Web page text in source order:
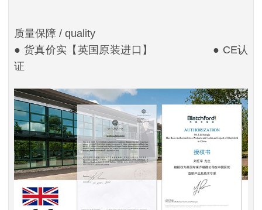
质量保障 / quality
● 货真价实【英国原装进口】 ● CE认
证